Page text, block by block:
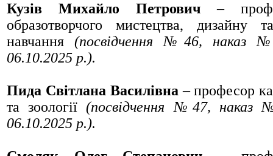
Кузів Михайло Петрович –
образотворчого мистецтва, дизайну
навчання (посвідчення №46, наказ
06.10.2025 р.).
Пида Світлана Василівна – професор
та зоології(посвідчення №47, наказ
06.10.2025 р.).